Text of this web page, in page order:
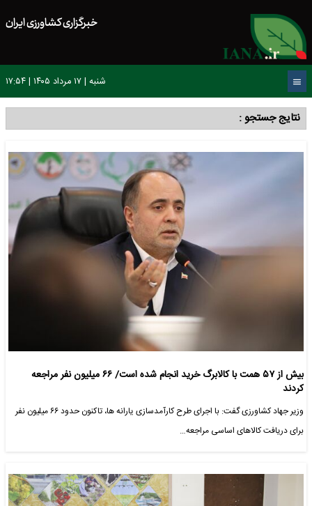
خبرگزاری کشاورزی ایران
شنبه | ۱۷ مرداد ۱۴۰۵ | ۱۷:۵۴
نتایج جستجو :
بیش از ۵۷ همت با کالابرگ خرید انجام شده است/ ۶۶ میلیون نفر مراجعه
کردند
وزیر جهاد کشاورزی گفت: با اجرای طرح کارآمدسازی یارانه ها، تاکنون حدود ۶۶ میلیون نفر
برای دریافت کالاهای اساسی مراجعه…